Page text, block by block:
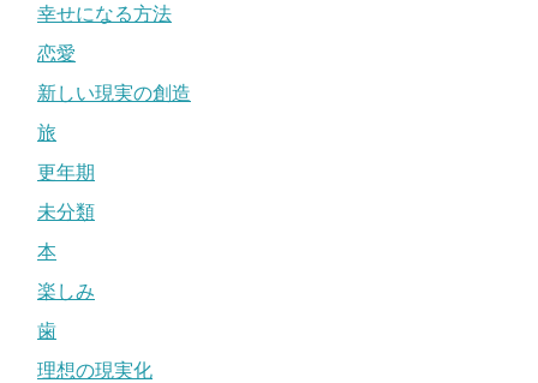
幸せになる方法
恋愛
新しい現実の創造
旅
更年期
未分類
本
楽しみ
歯
理想の現実化